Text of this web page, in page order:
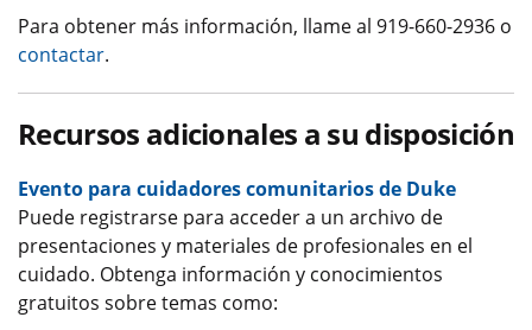
Para obtener más información, llame al 919-660-2936 o
contactar.
Recursos adicionales a su disposición
Evento para cuidadores comunitarios de Duke
Puede registrarse para acceder a un archivo de
presentaciones y materiales de profesionales en el
cuidado. Obtenga información y conocimientos
gratuitos sobre temas como: